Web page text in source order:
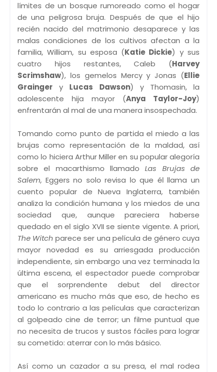
límites de un bosque rumoreado como el hogar
de una peligrosa bruja. Después de que el hijo
recién nacido del matrimonio desaparece y las
malas condiciones de los cultivos afectan a la
familia, William, su esposa (Katie Dickie) y sus
cuatro hijos restantes, Caleb (Harvey
Scrimshaw), los gemelos Mercy y Jonas (Ellie
Grainger y Lucas Dawson) y Thomasin, la
adolescente hija mayor (Anya Taylor-Joy)
enfrentarán al mal de una manera insospechada.
Tomando como punto de partida el miedo a las
brujas como representación de la maldad, así
como lo hiciera Arthur Miller en su popular alegoría
sobre el macarthismo llamadoLas Brujas de
Salem, Eggers no solo revisa lo que él llama un
cuento popular de Nueva Inglaterra, también
analiza la condición humana y los miedos de una
sociedad que, aunque pareciera haberse
quedado en el siglo XVII se siente vigente. A priori,
The Witch parece ser una película de género cuya
mayor novedad es su arriesgada producción
independiente, sin embargo una vez terminada la
última escena, el espectador puede comprobar
que el sorprendente debut del director
americano es mucho más que eso, de hecho es
todo lo contrario a las películas que caracterizan
al golpeado cine de terror; un filme puntual que
no necesita de trucos y sustos fáciles para lograr
su cometido: aterrar con lo más básico.
Así como un cazador a su presa, el mal rodea